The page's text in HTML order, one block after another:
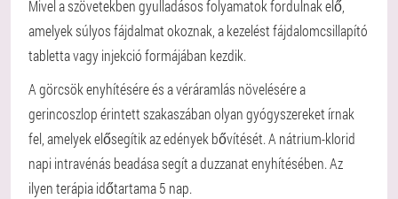
Mivel a szövetekben gyulladásos folyamatok fordulnak elő,
amelyek súlyos fájdalmat okoznak, a kezelést fájdalomcsillapító
tabletta vagy injekció formájában kezdik.
A görcsök enyhítésére és a véráramlás növelésére a
gerincoszlop érintett szakaszában olyan gyógyszereket írnak
fel, amelyek elősegítik az edények bővítését. A nátrium-klorid
napi intravénás beadása segít a duzzanat enyhítésében. Az
ilyen terápia időtartama 5 nap.